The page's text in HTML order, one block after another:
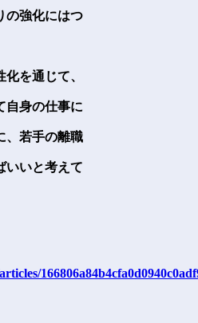
の強化にはつ
を通じて、
自身の仕事に
、若手の離職
いいと考えて